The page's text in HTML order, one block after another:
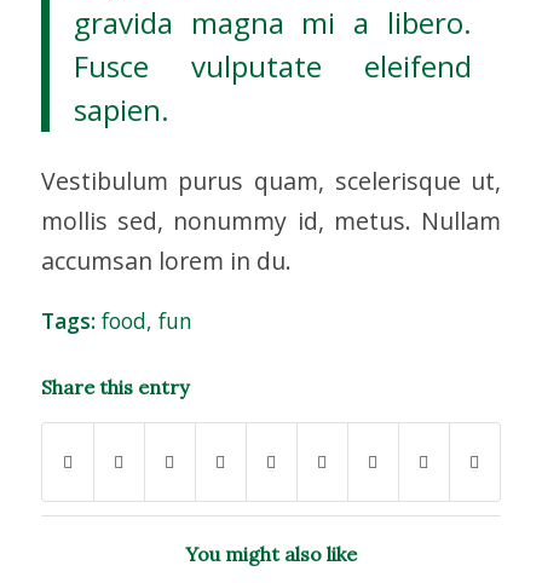
gravida magna mi a libero.
Fusce vulputate eleifend
sapien.
Vestibulum purus quam, scelerisque ut,
mollis sed, nonummy id, metus. Nullam
accumsan lorem in du.
Tags: food, fun
Share this entry
You might also like